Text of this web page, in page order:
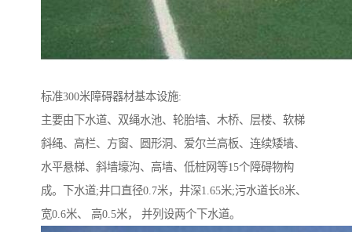
标准300米障碍器材基本设施:
主要由下水道、双绳水池、轮胎墙、木桥、层楼、软梯
斜绳、高栏、方窗、圆形洞、爱尔兰高板、连续矮墙、
水平悬梯、斜墙壕沟、高墙、低桩网等15个障碍物构
成。下水道;井口直径0.7米，井深1.65米;污水道长8米、
宽0.6米、 高0.5米， 并列设两个下水道。